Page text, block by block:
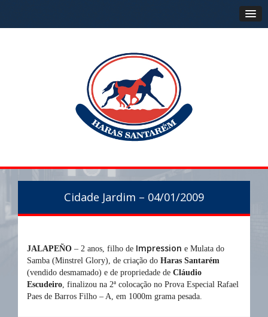
Cidade Jardim – 04/01/2009
JALAPEÑO – 2 anos, filho de Impression e Mulata do
Samba (Minstrel Glory), de criação do Haras Santarém
(vendido desmamado) e de propriedade de Cláudio
Escudeiro , finalizou na 2ª colocação no Prova Especial Rafael
Paes de Barros Filho – A, em 1000m grama pesada.